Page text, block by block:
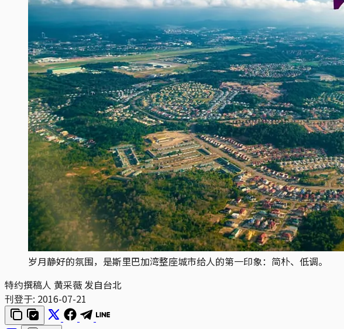
岁月静好的氛围，是斯里巴加湾整座城市给人的第一印象：简朴、低调。
特约撰稿人 黄采薇 发自台北
刊登于: 2016-07-21